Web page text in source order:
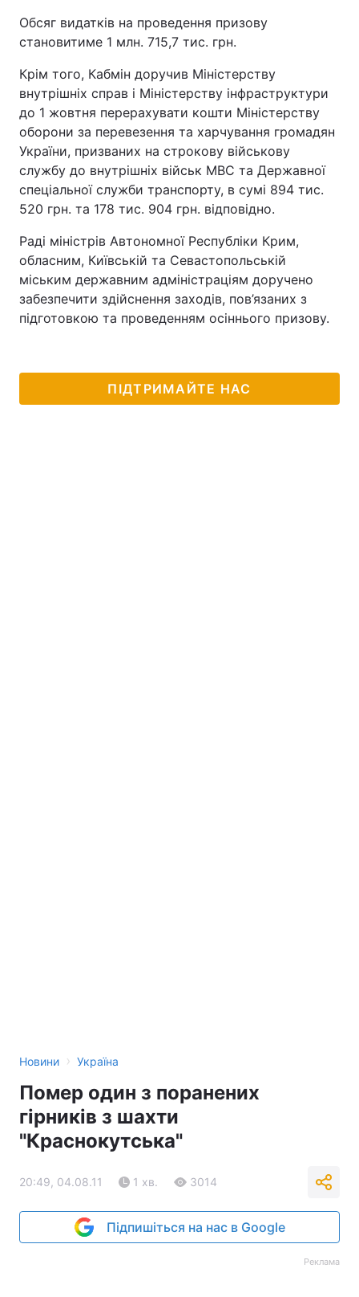
Обсяг видатків на проведення призову
становитиме 1 млн. 715,7 тис. грн.
Крім того, Кабмін доручив Міністерству
внутрішніх справ і Міністерству інфраструктури
до 1 жовтня перерахувати кошти Міністерству
оборони за перевезення та харчування громадян
України, призваних на строкову військову
службу до внутрішніх військ МВС та Державної
спеціальної служби транспорту, в сумі 894 тис.
520 грн. та 178 тис. 904 грн. відповідно.
Раді міністрів Автономної Республіки Крим,
обласним, Київській та Севастопольській
міським державним адміністраціям доручено
забезпечити здійснення заходів, пов’язаних з
підготовкою та проведенням осіннього призову.
ПІДТРИМАЙТЕ НАС
Новини › Україна
Помер один з поранених
гірників з шахти
"Краснокутська"
20:49, 04.08.11 1 хв. 3014
Підпишіться на нас в Google
Реклама